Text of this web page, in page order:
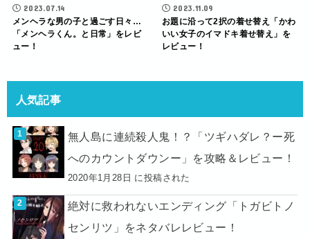
2023.07.14
メンヘラな男の子と過ごす日々…
「メンヘラくん。と日常」をレビ
ュー！
2023.11.09
お題に沿って2択の着せ替え「かわ
いい女子のイマドキ着せ替え」を
レビュー！
人気記事
無人島に連続殺人鬼！？「ツギハダレ？ー死
へのカウントダウンー」を攻略＆レビュー！
2020年1月28日 に投稿された
絶対に救われないエンディング「トガビトノ
センリツ」をネタバレレビュー！